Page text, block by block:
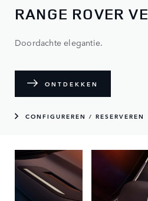
RANGE ROVER
Doordachte elegantie.
ONTDEKKEN
CONFIGUREREN / RESERVEREN